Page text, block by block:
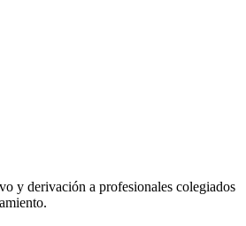
y derivación a profesionales colegiados